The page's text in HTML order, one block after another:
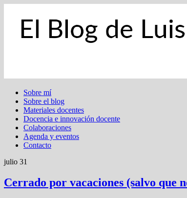
Sobre mí
Sobre el blog
Materiales docentes
Docencia e innovación docente
Colaboraciones
Agenda y eventos
Contacto
julio 31
Cerrado por vacaciones (salvo que